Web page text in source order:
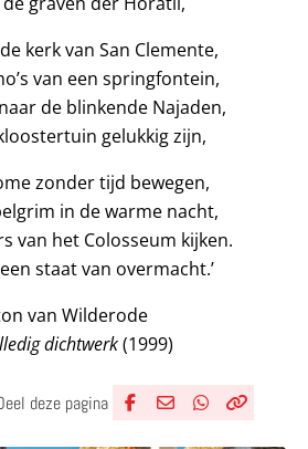
kerk van San Clemente,
van een springfontein,
de blinkende Najaden,
gelukkig zijn,
zonder tijd bewegen,
in de warme nacht,
van het Colosseum kijken.
staat van overmacht.’
van Wilderode
dichtwerk(1999)
deze pagina